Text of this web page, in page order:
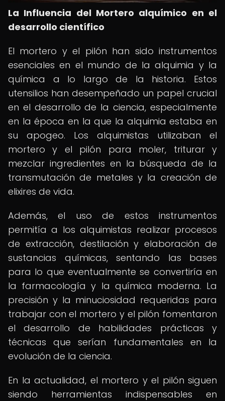
La Influencia del Mortero alquímico en el
desarrollo científico
El mortero y el pilón han sido instrumentos
esenciales en el mundo de la alquimia y la
química a lo largo de la historia. Estos
utensilios han desempeñado un papel crucial
en el desarrollo de la ciencia, especialmente
en la época en la que la alquimia estaba en
su apogeo. Los alquimistas utilizaban el
mortero y el pilón para moler, triturar y
mezclar ingredientes en la búsqueda de la
transmutación de metales y la creación de
elixires de vida.
Además, el uso de estos instrumentos
permitía a los alquimistas realizar procesos
de extracción, destilación y elaboración de
sustancias químicas, sentando las bases
para lo que eventualmente se convertiría en
la farmacología y la química moderna. La
precisión y la minuciosidad requeridas para
trabajar con el mortero y el pilón fomentaron
el desarrollo de habilidades prácticas y
técnicas que serían fundamentales en la
evolución de la ciencia.
En la actualidad, el mortero y el pilón siguen
siendo herramientas indispensables en